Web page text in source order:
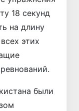
18 секунд
на длину
этих
были